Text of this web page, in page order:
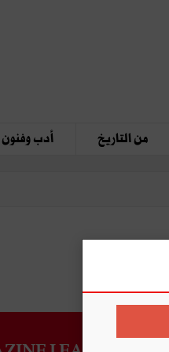
من التاريخ أدب وفنون